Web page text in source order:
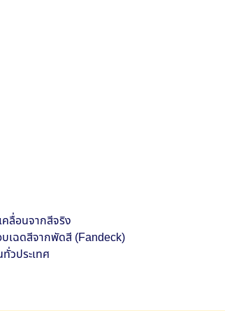
ลื่อนจากสีจริง
เฉดสีจากพัดสี (Fandeck)
วประเทศ